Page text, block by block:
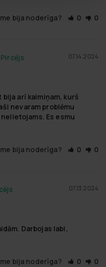
bija noderīga? 0 0
07.14.2024
arī kaimiņam, kurš
nevaram problēmu
Es esmu
bija noderīga? 0 0
07.13.2024
Darbojas labi,
bija noderīga? 0 0